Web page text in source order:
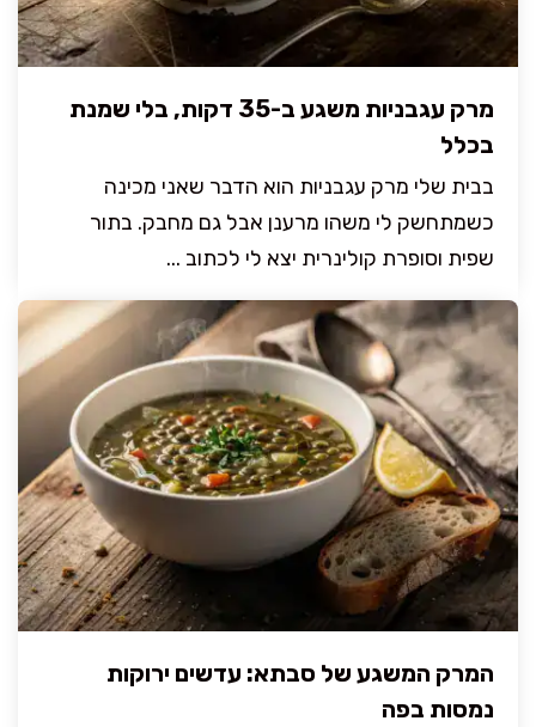
מרק עגבניות משגע ב-35 דקות, בלי שמנת
בכלל
בבית שלי מרק עגבניות הוא הדבר שאני מכינה
כשמתחשק לי משהו מרענן אבל גם מחבק. בתור
שפית וסופרת קולינרית יצא לי לכתוב ...
המרק המשגע של סבתא: עדשים ירוקות
נמסות בפה